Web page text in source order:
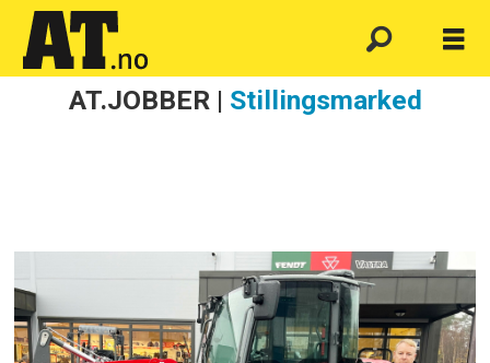
AT.JOBBER | Stillingsmarked